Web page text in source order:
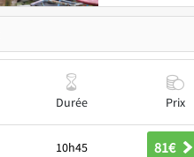
Durée Prix
10h45 81€